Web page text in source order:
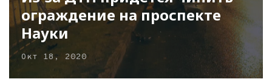
ограждение на проспекте
Науки
Окт 18, 2020